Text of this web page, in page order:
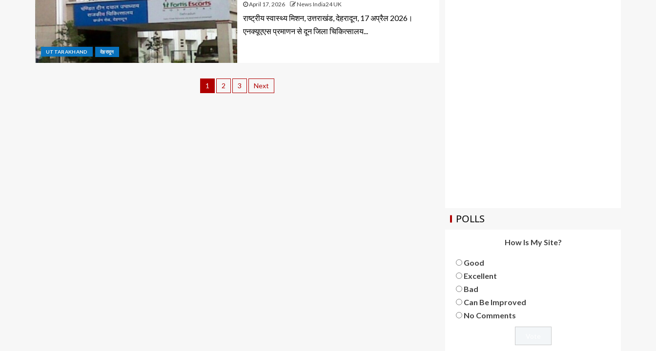
UTTARAKHAND देहरादून
April 17, 2026 News India24 UK
राष्ट्रीय स्वास्थ्य मिशन, उत्तराखंड, देहरादून, 17 अप्रैल 2026।
एनक्यूएएस प्रमाणन से दून जिला चिकित्सालय...
1 2 3 Next
POLLS
How Is My Site?
Good
Excellent
Bad
Can Be Improved
No Comments